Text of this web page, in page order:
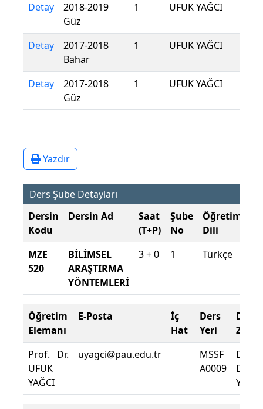
Detay
2018-2019
Güz
1 UFUK YAĞCI
Detay
2017-2018
Bahar
1 UFUK YAĞCI
Detay
2017-2018
Güz
1 UFUK YAĞCI
Yazdır
Ders Şube Detayları
Dersin
Kodu
Dersin Ad
Saat
(T+P)
Şube
No
Öğretim
Dili
MZE
520
BİLİMSEL
ARAŞTIRMA
YÖNTEMLERİ
3 + 0 1 Türkçe
Öğretim
Elemanı
E-Posta
İç
Hat
Ders
Yeri
Prof. Dr.
UFUK
YAĞCI
uyagci@pau.edu.tr
MSSF
A0009